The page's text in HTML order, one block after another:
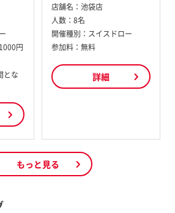
円
とな
店舗名： 池袋店
人数： 8名
開催種別： スイスドロー
参加料： 無料
詳細
もっと見る